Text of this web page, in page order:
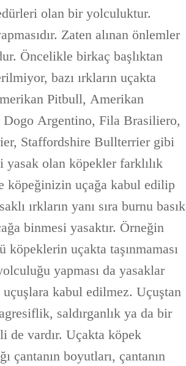
olan bir yolculuktur.
Zaten alınan önlemler
Öncelikle birkaç başlıktan
bazı ırkların uçakta
Pitbull, Amerikan
Argentino, Fila Brasiliero,
Staffordshire Bullterrier gibi
yasak olan köpekler farklılık
köpeğinizin uçağa kabul edilip
ırkların yanı sıra burnu basık
binmesi yasaktır. Örneğin
uçakta taşınmaması
yapması da yasaklar
uçuşlara kabul edilmez. Uçuştan
saldırganlık ya da bir
de vardır. Uçakta köpek
çantanın boyutları, çantanın